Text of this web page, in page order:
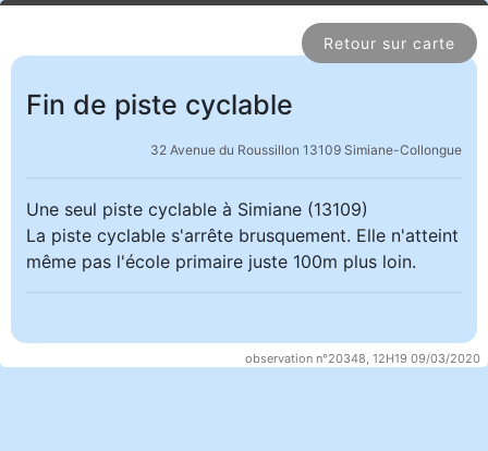
Retour sur carte
observation n°20348, 12H19 09/03/2020
Fin de piste cyclable
32 Avenue du Roussillon 13109 Simiane-Collongue
Une seul piste cyclable à Simiane (13109)
La piste cyclable s'arrête brusquement. Elle n'atteint
même pas l'école primaire juste 100m plus loin.